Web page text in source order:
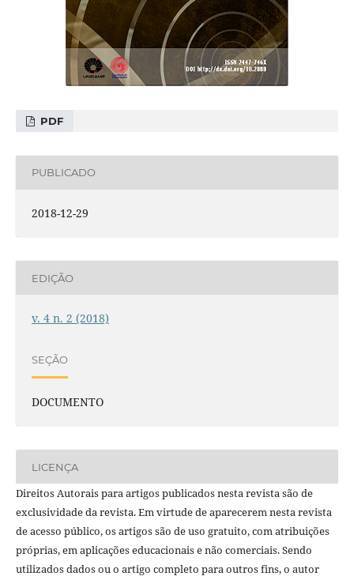
PDF
PUBLICADO
2018-12-29
EDIÇÃO
v. 4 n. 2 (2018)
SEÇÃO
DOCUMENTO
LICENÇA
Direitos Autorais para artigos publicados nesta revista são de
exclusividade da revista. Em virtude de aparecerem nesta revista
de acesso público, os artigos são de uso gratuito, com atribuições
próprias, em aplicações educacionais e não comerciais. Sendo
utilizados dados ou o artigo completo para outros fins, o autor